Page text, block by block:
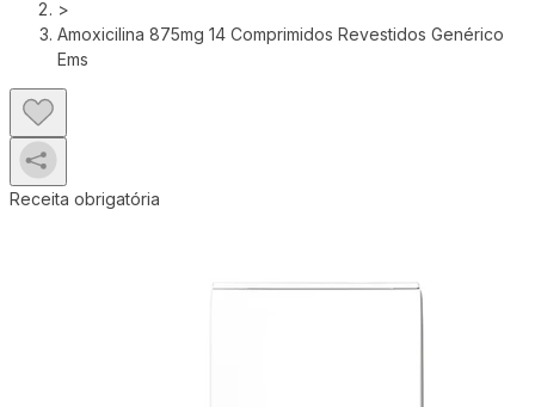
>
Amoxicilina 875mg 14 Comprimidos Revestidos Genérico
Ems
Receita obrigatória